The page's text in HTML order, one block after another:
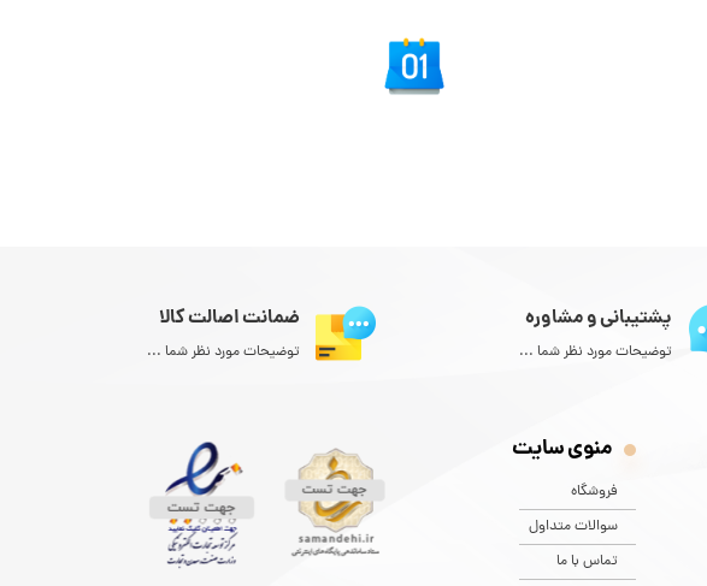
پشتیبانی و مشاوره
توضیحات مورد نظر شما ...
ضمانت اصالت کالا
توضیحات مورد نظر شما ...
منوی سایت
فروشگاه
سوالات متداول
تماس با ما